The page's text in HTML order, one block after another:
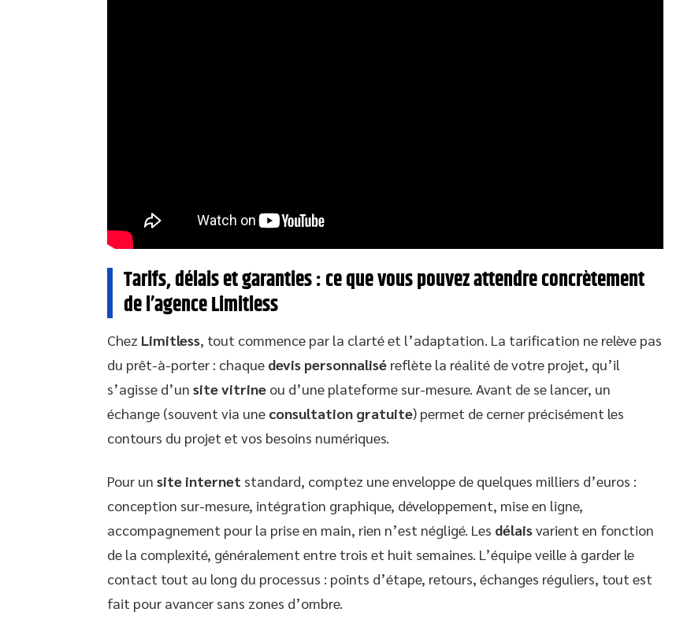
Tarifs, délais et garanties : ce que vous pouvez attendre concrètement
de l’agence Limitless
Chez Limitless, tout commence par la clarté et l’adaptation. La tarification ne relève pas
du prêt-à-porter : chaque devis personnalisé reflète la réalité de votre projet, qu’il
s’agisse d’un site vitrine ou d’une plateforme sur-mesure. Avant de se lancer, un
échange (souvent via une consultation gratuite) permet de cerner précisément les
contours du projet et vos besoins numériques.
Pour un site internet standard, comptez une enveloppe de quelques milliers d’euros :
conception sur-mesure, intégration graphique, développement, mise en ligne,
accompagnement pour la prise en main, rien n’est négligé. Les délaisvarient en fonction
de la complexité, généralement entre trois et huit semaines. L’équipe veille à garder le
contact tout au long du processus : points d’étape, retours, échanges réguliers, tout est
fait pour avancer sans zones d’ombre.